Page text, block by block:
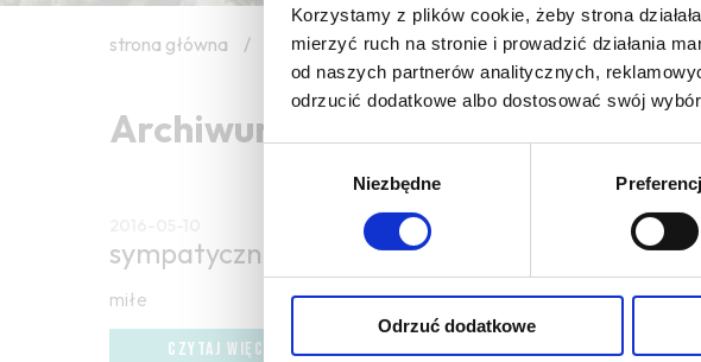
Korzystamy z plików cookie, żeby strona
mierzyć ruch na stronie i prowadzić działania
od naszych partnerów analitycznych,
odrzucić dodatkowe albo dostosować swój
Niezbędne
Odrzuć dodatkowe
strona główna / kind
Archiwum wpisów tagu: kind
sympatyczne
miłe
CZYTAJ WIĘCEJ